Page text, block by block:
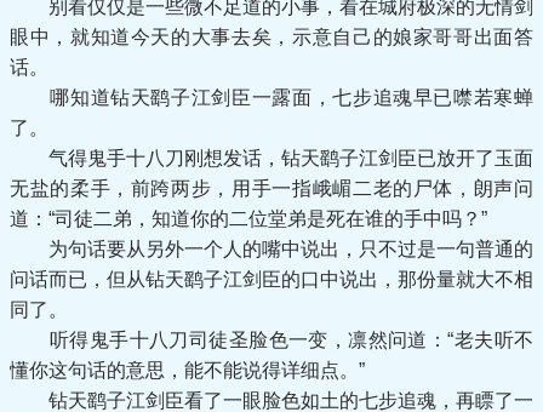
别看仅仅是一些微不足道的小事，看在城府极深的无情剑
眼中，就知道今天的大事去矣，示意自己的娘家哥哥出面答
话。
哪知道钻天鹞子江剑臣一露面，七步追魂早已噤若寒蝉
了。
气得鬼手十八刀刚想发话，钻天鹞子江剑臣已放开了玉面
无盐的柔手，前跨两步，用手一指峨嵋二老的尸体，朗声问
道：“司徒二弟，知道你的二位堂弟是死在谁的手中吗？”
为句话要从另外一个人的嘴中说出，只不过是一句普通的
问话而已，但从钻天鹞子江剑臣的口中说出，那份量就大不相
同了。
听得鬼手十八刀司徒圣脸色一变，凛然问道：“老夫听不
懂你这句话的意思，能不能说得详细点。”
钻天鹞子江剑臣看了一眼脸色如土的七步追魂，再瞟了一